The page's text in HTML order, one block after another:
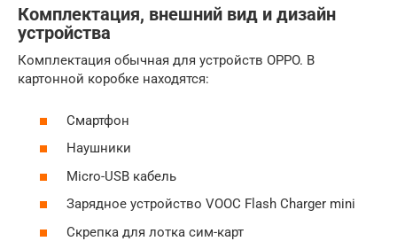
Комплектация, внешний вид и дизайн
устройства
Комплектация обычная для устройств OPPO. В
картонной коробке находятся:
Смартфон
Наушники
Micro-USB кабель
Зарядное устройство VOOC Flash Charger mini
Скрепка для лотка сим-карт